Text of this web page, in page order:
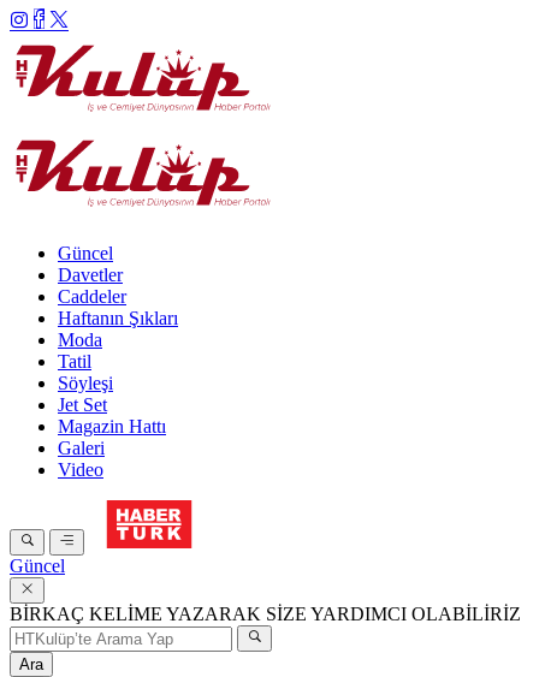
Güncel
Davetler
Caddeler
Haftanın Şıkları
Moda
Tatil
Söyleşi
Jet Set
Magazin Hattı
Galeri
Video
Güncel
BİRKAÇ KELİME YAZARAK SİZE YARDIMCI OLABİLİRİZ
Ara